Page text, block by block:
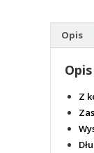
Opis
Opis
Z